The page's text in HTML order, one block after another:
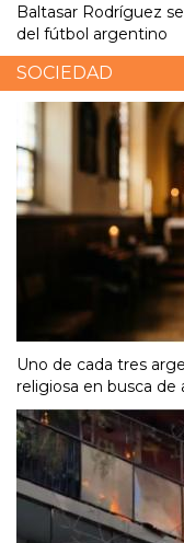
Baltasar Rodríguez
del fútbol argentino
SOCIEDAD
Uno de cada tres
religiosa en busca